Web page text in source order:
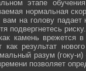
этапе
нормальная
на голову
подвергнетесь
камень врежется
как результат
разум (гоку-
позволяет